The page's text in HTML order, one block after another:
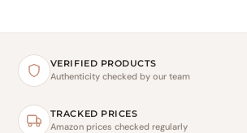
VERIFIED PRODUCTS
Authenticity checked by our team
TRACKED PRICES
Amazon prices checked regularly